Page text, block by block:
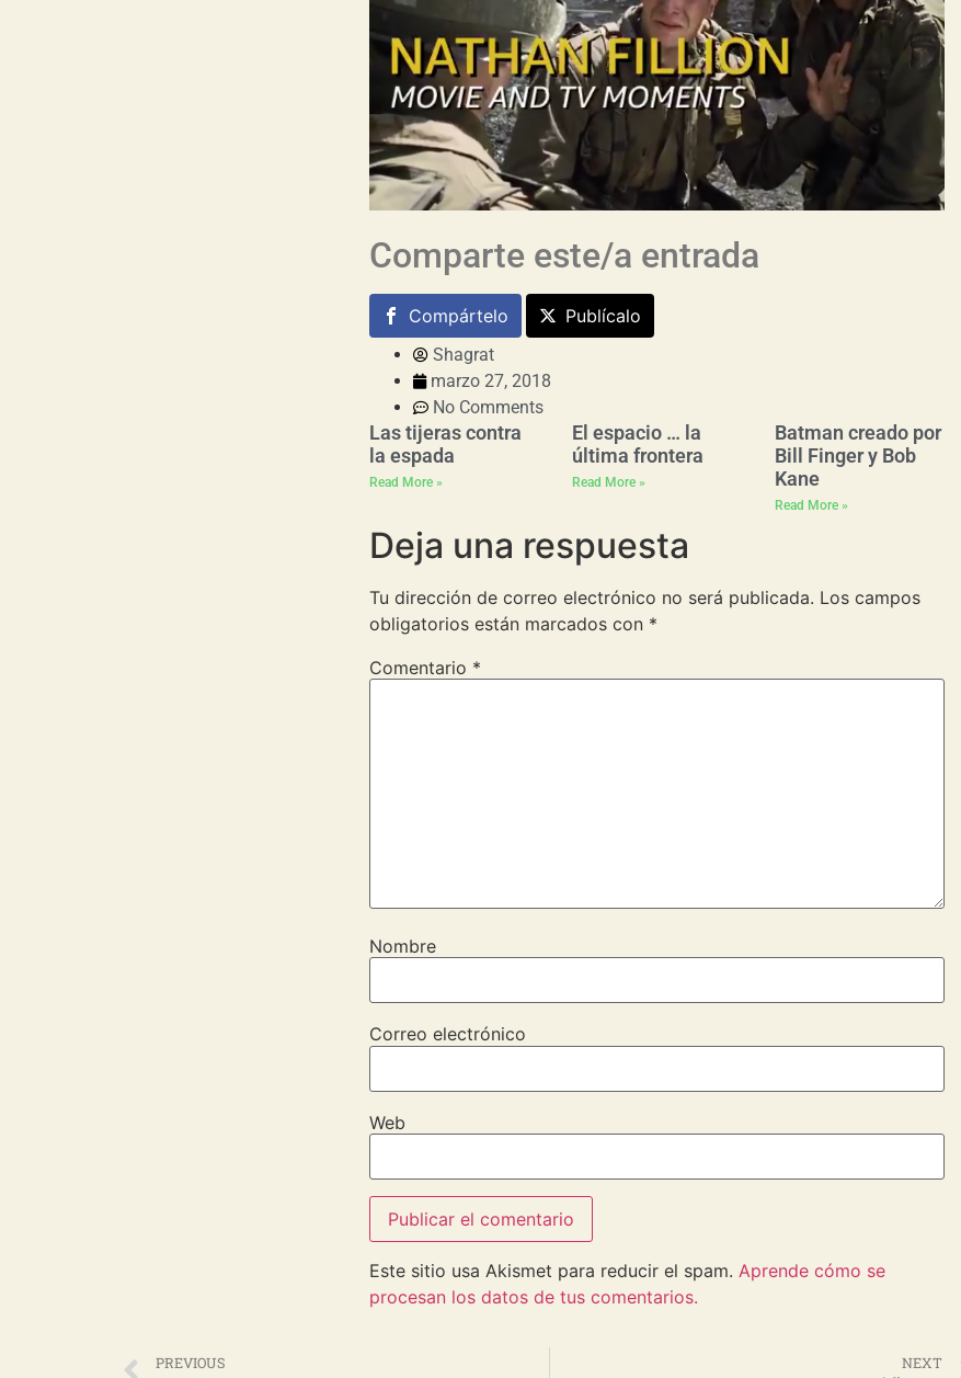
Comparte este/a entrada
Compártelo Publícalo
Shagrat
marzo 27, 2018
No Comments
Las tijeras contra
la espada
Read More »
El espacio … la
última frontera
Read More »
Batman creado por
Bill Finger y Bob
Kane
Read More »
Deja una respuesta
Tu dirección de correo electrónico no será publicada. Los campos
obligatorios están marcados con *
Comentario *
Nombre
Correo electrónico
Web
Este sitio usa Akismet para reducir el spam. Aprende cómo se
procesan los datos de tus comentarios.
PREVIOUS NEXT